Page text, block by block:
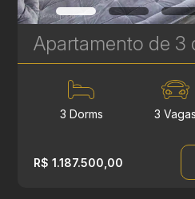
3 Dorms 3 Vagas
R$ 1.187.500,00